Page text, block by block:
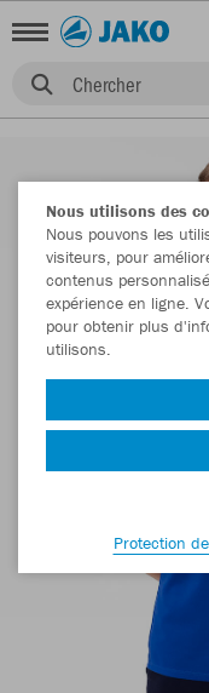
Chercher
Nous utilisons des
Nous pouvons les
visiteurs, pour
contenus
expérience en ligne.
pour obtenir plus
utilisons.
Protection